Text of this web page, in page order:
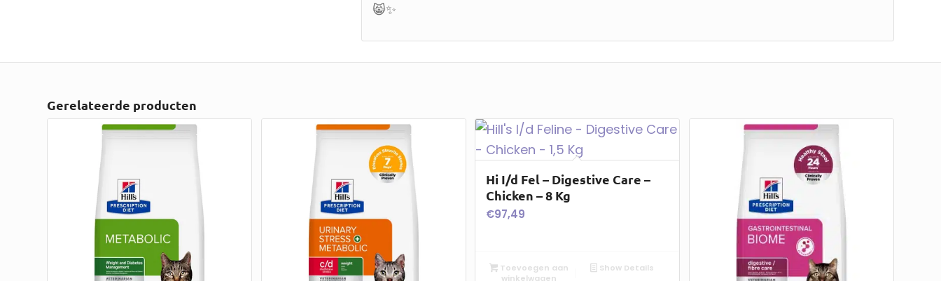
😸✨
Gerelateerde producten
Hi I/d Fel – Digestive Care –
Chicken – 8 Kg
€97,49
Toevoegen aan
winkelwagen
Show Details